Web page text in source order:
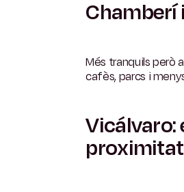
Chamberí
Més tranquils però
cafès, parcs i
Vicálvaro: